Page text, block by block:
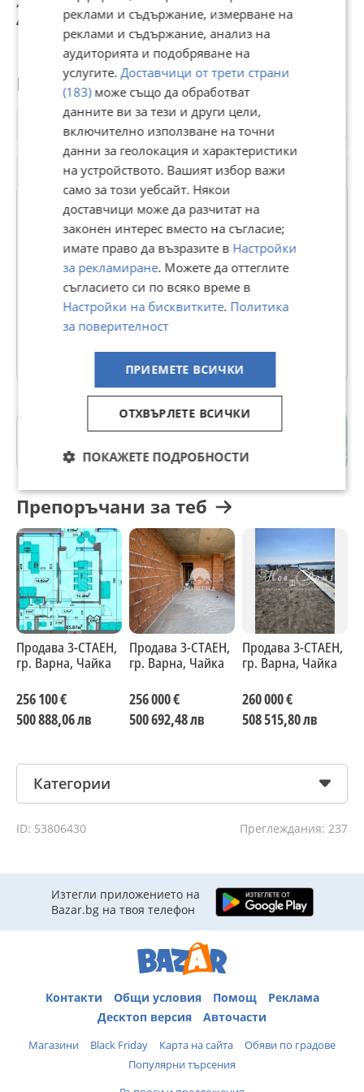
подменени ВиК инсталации
обновена електроинсталация
Интериорът е изпълнен в съвременен минималистичен
стил, със светли тонове, създаващи усещане за простор и
уют.
Разпределение:
входно антре с коридор и място за огледало и системи за
съхранение
достъп до всички помещения от коридора без преходни
две спални с големи прозорци и климатици
просторна кухня, частично увеличена за сметка на
балкона позволява обособяване на кухненска зона, кът за
отдих и трапезария
напълно обновен комбиниран санитарен възел с душ
към апартамента принадлежи и складово помещение в
сградата с площ 4,47 кв.м.
Функционалното разпределение прави жилището
Подходящ за:
комфортно целогодишно живеене
семейство с деца
инвестиция и отдаване под наем кв. Чайка е стабилно
морето и учебните заведения
492 673,58 лв
492 673,58 лв
479 178,35 лв
Потребител
ВОТЧИНА
В Bazar.BG от 02 ноември 2020г.
Последно активен вчера в 01:27 ч.
51 Обяви
Още оферти на https://votchina1.imot.bg
гр. Варна
Препоръчани за теб
Продава 3-СТАЕН,
гр. Варна, Чайка
256 100 €
500 888,06 лв
Продава 3-СТАЕН,
гр. Варна, Чайка
256 000 €
500 692,48 лв
Продава 3-СТАЕН,
гр. Варна, Чайка
260 000 €
508 515,80 лв
Категории
ID: 53806430 Преглеждания: 237
Изтегли приложението на
Bazar.bg на твоя телефон
Контакти Общи условия Помощ
Реклама
Десктоп версия
Авточасти
Магазини Black Friday Карта на сайта
Обяви по градове
Популярни търсения
реклами и съдържание, измерване на
реклами и съдържание, анализ на
аудиторията и подобряване на
услугите.Доставчици от трети страни
(183)може също да обработват
данните ви за тези и други цели,
включително използване на точни
данни за геолокация и характеристики
на устройството. Вашият избор важи
само за този уебсайт. Някои
доставчици може да разчитат на
законен интерес вместо на съгласие;
имате право да възразите в Настройки
за рекламиране. Можете да оттеглите
съгласието си по всяко време в
Настройки на бисквитките. Политика
за поверителност
ПРИЕМЕТЕ ВСИЧКИ
ОТХВЪРЛЕТЕ ВСИЧКИ
ПОКАЖЕТЕ ПОДРОБНОСТИ